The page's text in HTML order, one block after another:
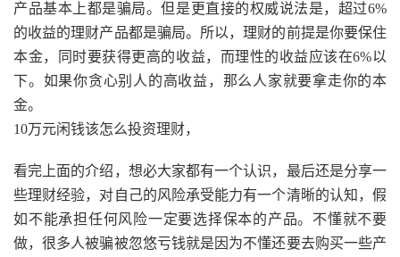
产品基本上都是骗局。但是更直接的权威说法是，超过6%
的收益的理财产品都是骗局。所以，理财的前提是你要保住
本金，同时要获得更高的收益，而理性的收益应该在6%以
下。如果你贪心别人的高收益，那么人家就要拿走你的本
金。
10万元闲钱该怎么投资理财，
看完上面的介绍，想必大家都有一个认识，最后还是分享一
些理财经验，对自己的风险承受能力有一个清晰的认知，假
如不能承担任何风险一定要选择保本的产品。不懂就不要
做，很多人被骗被忽悠亏钱就是因为不懂还要去购买一些产